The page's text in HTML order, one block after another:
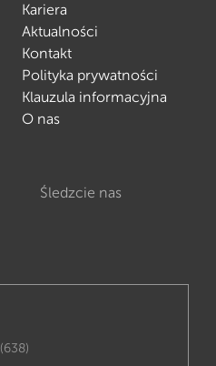
Kariera
Aktualności
Kontakt
Polityka prywatności
Klauzula informacyjna
O nas
Śledzcie nas
(638)